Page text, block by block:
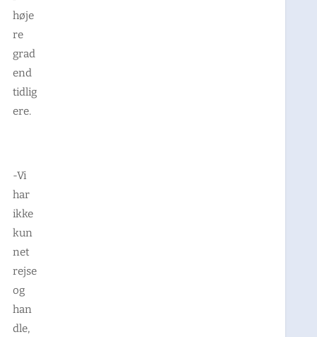
høje
re
grad
end
tidlig
ere.
-Vi
har
ikke
kun
net
rejse
og
han
dle,